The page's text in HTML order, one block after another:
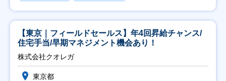
【東京｜フィールドセールス】年4回昇給チャンス/
住宅手当/早期マネジメント機会あり！
株式会社クオレガ
東京都